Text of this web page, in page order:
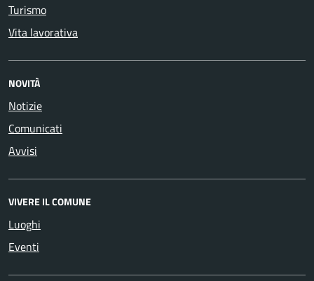
Turismo
Vita lavorativa
NOVITÀ
Notizie
Comunicati
Avvisi
VIVERE IL COMUNE
Luoghi
Eventi